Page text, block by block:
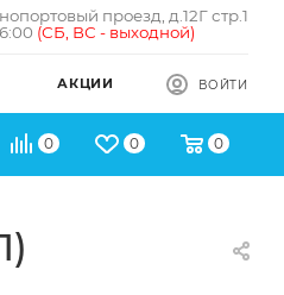
проезд, д.12Г стр.1
(СБ, ВС - выходной)
АКЦИИ ВОЙТИ
0 0 0